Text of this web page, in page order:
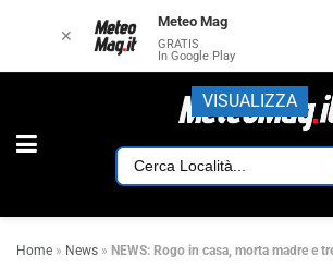
Home » News » NEWS: Rogo in casa, morta madre e
✕
Meteo Mag
GRATIS
In Google Play
VISUALIZZA